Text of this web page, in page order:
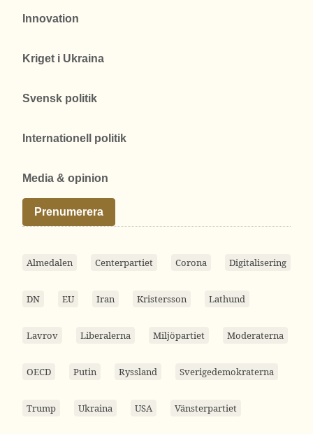
Innovation
Kriget i Ukraina
Svensk politik
Internationell politik
Media & opinion
Prenumerera
Almedalen Centerpartiet Corona Digitalisering
DN EU Iran Kristersson Lathund
Lavrov Liberalerna Miljöpartiet Moderaterna
OECD Putin Ryssland Sverigedemokraterna
Trump Ukraina USA Vänsterpartiet